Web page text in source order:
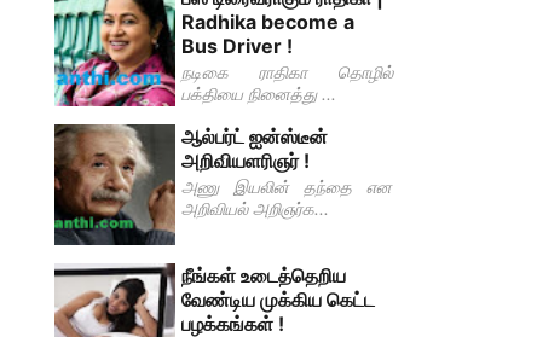
Radhika become a
Bus Driver !
நடிகை ராதிகா தொழில்
பக்தியை நினைத்து ...
ஆல்பர்ட் ஐன்ஸ்டீன்
அறிவியளரிஞர் !
அணு இயலின் தந்தை என
அறிவியல் அறிஞர்க...
நீங்கள் உடைத்தெறிய
வேண்டிய முக்கிய கெட்ட
பழக்கங்கள் !